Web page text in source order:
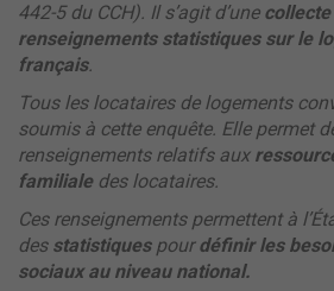
442-5 du CCH). Il s’agit d’une
renseignements statistiques sur le
français.
Tous les locataires de logements
soumis à cette enquête. Elle permet
renseignements relatifs aux
familialedes locataires.
Ces renseignements permettent à
des statistiquespourdéfinir les
sociaux au niveau national.